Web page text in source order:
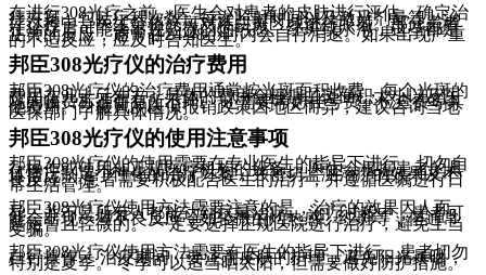
在进行308光疗之前，医生会对患者的皮肤进行评估，确定治
疗方案，包括疗程次数、每次照射时间以及激光剂量等。治
疗过程中，医生会将光斑对准白斑区域进行照射。部分患者
在治疗后可能会出现轻微的灼热感、红斑或水泡，这些都是
正常的反应，通常在24-48小时内会自行消退。如果出现严重
的不适反应，应及时告知医生。
邦臣308光疗仪的治疗费用
邦臣308光疗仪的治疗费用通常按光斑面积收费，每个光斑的
费用在几十元左右，具体的费用会根据白斑面积大小以及医
院的收费标准而有所不同。 还需要考虑挂号费、检查费等其
他费用。白癜风的医保报销政策因地区而异，建议咨询当地
医保部门了解具体情况。
邦臣308光疗仪的使用注意事项
邦臣308光疗仪的使用需要在专业医生的指导下进行。切勿自
行操作或使用非正规医疗机构的设备。 医生会根据患者的具
体情况制定个性化的治疗方案，并密切监测治疗的效果及不
良反应。 患者需要积极配合医生的治疗，并遵循医嘱进行日
常生活管理。
邦臣308光疗仪使用方法需要注意的是，治疗的效果因人而
异，并不是所有人都能达到尽量治疗。 治疗过程中，患者可
能会出现一些不良反应，如轻微的灼热感、红斑等，但通常
是短暂且轻微的。 一定要选择正规医院进行治疗，避免上当
受骗。
邦臣308光疗仪使用方法需要在医生的指导下进行，患者切勿
自行操作。 治疗期间，要注意皮肤的护理，避免阳光暴晒，
特别是夏季。 冬季可以适当晒太阳，但需要做好防护措施。